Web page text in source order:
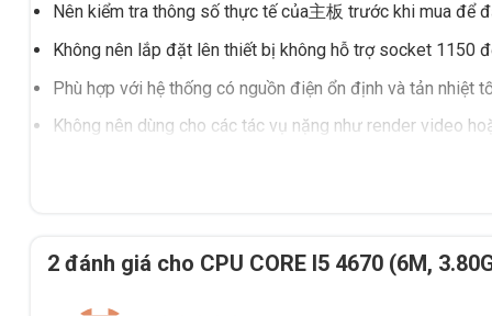
Nên kiểm tra thông số thực tế của主板 trước khi mua để
Không nên lắp đặt lên thiết bị không hỗ trợ socket 1150
Phù hợp với hệ thống có nguồn điện ổn định và tản nhiệt
Không nên dùng cho các tác vụ nặng như render video
Tấn Phát AD sẵn sàng tư vấn chọn đúng linh kiện, hỗ
2 đánh giá cho CPU CORE I5 4670 (6M,